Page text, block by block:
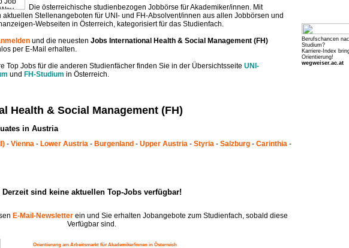
Die österreichische studienbezogen Jobbörse für Akademiker/innen. Mit
aktuellen Stellenangeboten für UNI- und FH-Absolvent/innen aus allen Jobbörsen und
Webseiten in Österreich, kategorisiert für das Studienfach.
und die neuesten Jobs International Health & Social Management (FH)
per E-Mail erhalten.
Top Jobs für die anderen Studienfächer finden Sie in der Übersichtsseite UNI-
und FH-Studium in Österreich.
Health & Social Management (FH)
in Austria
- Vienna - Lower Austria - Burgenland - Upper Austria - Styria - Salzburg - Carinthia -
Derzeit sind keine aktuellen Top-Jobs verfügbar!
E-Mail-Newsletterein und Sie erhalten Jobangebote zum Studienfach, sobald diese
Verfügbar sind.
Orientierung am Arbeitsmarkt für Akademiker/innen in Österreich
Berufschancen
Studium?
Karriere-Index
Orientierung!
wegweiser.ac.at